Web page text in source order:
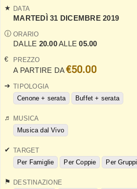
DATA
MARTEDÌ 31 DICEMBRE 2019
ORARIO
DALLE 20.00ALLE05.00
PREZZO
A PARTIRE DA €50.00
TIPOLOGIA
Cenone + serata
Buffet + serata
MUSICA
Musica dal Vivo
TARGET
Per Famiglie
Per Coppie Per Gruppi
DESTINAZIONE